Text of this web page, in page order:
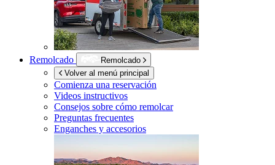
Remolcado
Remolcado
Volver al menú principal
Comienza una reservación
Videos instructivos
Consejos sobre cómo remolcar
Preguntas frecuentes
Enganches y accesorios